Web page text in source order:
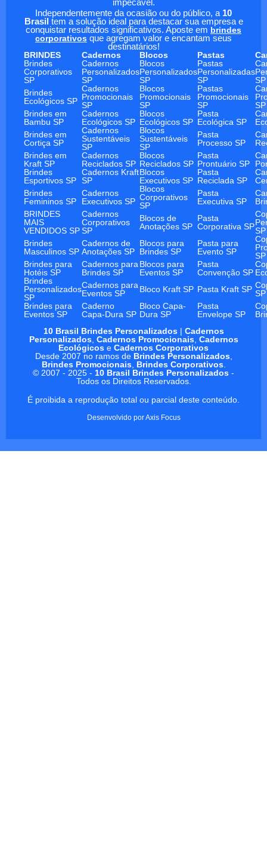
impecável.
Independentemente da ocasião ou do público, a 10
Brasil tem a solução ideal para destacar sua empresa e
conquistar resultados significativos. Aposte em brindes
corporativos que agregam valor e encantam seus
destinatários!
BRINDES
Cadernos Blocos Pastas
Brindes
Corporativos
SP
Cadernos
Personalizados
SP
Blocos
Personalizados
SP
Pastas
Personalizadas
SP
SP
Brindes
Ecológicos SP
Cadernos
Promocionais
SP
Blocos
Promocionais
SP
Pastas
Promocionais
SP
SP
Brindes em
Bambu SP
Cadernos
Ecológicos SP
Blocos
Ecológicos SP
Pasta
Ecológica SP
Brindes em
Cortiça SP
Cadernos
Sustentáveis
SP
Blocos
Sustentáveis
SP
Pasta
Processo SP
Brindes em
Kraft SP
Cadernos
Reciclados SP
Blocos
Reciclados SP
Pasta
Prontuário SP
Brindes
Esportivos SP
Cadernos Kraft
SP
Blocos
Executivos SP
Pasta
Reciclada SP
Brindes
Femininos SP
Cadernos
Executivos SP
Blocos
Corporativos
SP
Pasta
Executiva SP
BRINDES
MAIS
VENDIDOS SP
Cadernos
Corporativos
SP
Blocos de
Anotações SP
Pasta
Corporativa SPSP
Brindes
Masculinos SP
Cadernos de
Anotações SP
Blocos para
Brindes SP
Pasta para
Evento SP
SP
Brindes para
Hotéis SP
Cadernos para
Brindes SP
Blocos para
Eventos SP
Pasta
Convenção SP
Brindes
Personalizados
SP
Cadernos para
Eventos SP
Bloco Kraft SP Pasta Kraft SP SP
Brindes para
Eventos SP
Caderno
Capa-Dura SP
Bloco Capa-
Dura SP
Pasta
Envelope SP
10 Brasil Brindes Personalizados| Cadernos
Personalizados, Cadernos Promocionais, Cadernos
Ecológicos e Cadernos Corporativos
Desde 2007 no ramos de Brindes Personalizados,
Brindes Promocionais, Brindes Corporativos.
© 2007 - 2025 - 10 Brasil Brindes Personalizados -
Todos os Direitos Reservados.
É proibida a reprodução total ou parcial deste conteúdo.
Desenvolvido porAxis Focus